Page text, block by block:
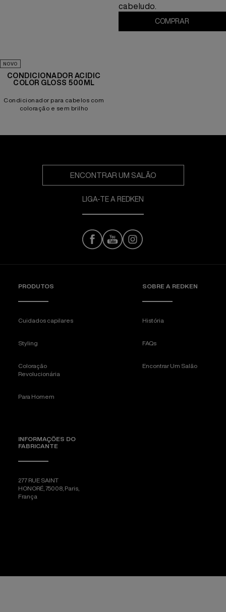
cabeludo.
COMPRAR
NOVO
CONDICIONADOR ACIDIC
COLOR GLOSS 500ML
Condicionador para cabelos com
coloração e sem brilho
ENCONTRAR UM SALÃO
LIGA-TE A REDKEN
PRODUTOS
Cuidados capilares
Styling
Coloração
Revolucionária
Para Homem
SOBRE A REDKEN
História
FAQs
Encontrar Um Salão
INFORMAÇÕES DO
FABRICANTE
277 RUE SAINT
HONORÉ, 75008, Paris,
França